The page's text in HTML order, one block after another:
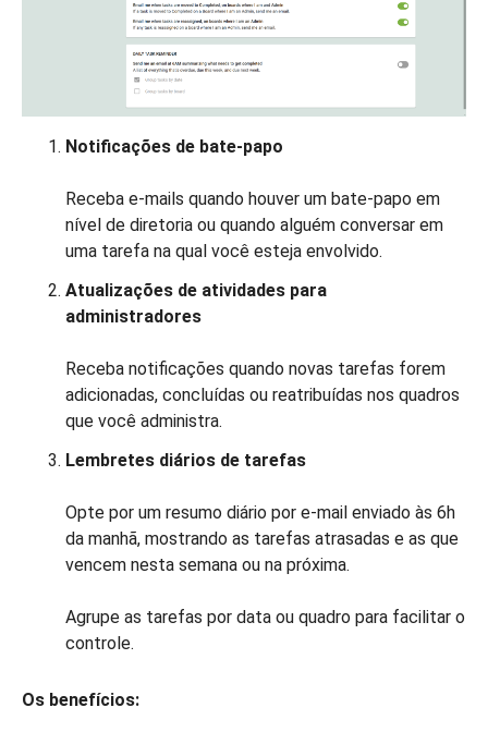
Notificações de bate-papo
Receba e-mails quando houver um bate-papo em
nível de diretoria ou quando alguém conversar em
uma tarefa na qual você esteja envolvido.
Atualizações de atividades para
administradores
Receba notificações quando novas tarefas forem
adicionadas, concluídas ou reatribuídas nos quadros
que você administra.
Lembretes diários de tarefas
Opte por um resumo diário por e-mail enviado às 6h
da manhã, mostrando as tarefas atrasadas e as que
vencem nesta semana ou na próxima.
Agrupe as tarefas por data ou quadro para facilitar o
controle.
Os benefícios: